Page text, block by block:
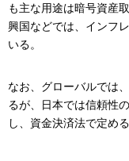
も主な用途は暗号資産
興国などでは、インフ
いる。
なお、グローバルでは
るが、日本では信頼性
し、資金決済法で定め